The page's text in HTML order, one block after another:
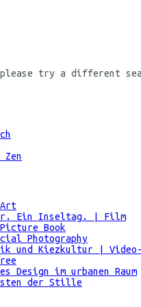
try a different
Zen
Ein Inseltag. | Film
Picture Book
Photography
und Kiezkultur |
Design im urbanen Raum
der Stille